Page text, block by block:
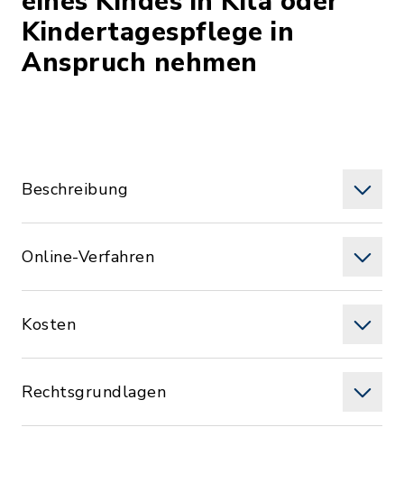
Kindertagespflege in
Anspruch nehmen
Beschreibung
Online-Verfahren
Kosten
Rechtsgrundlagen